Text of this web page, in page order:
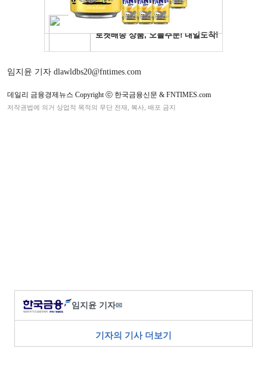
임지윤 기자 dlawldbs20@fntimes.com
데일리 금융경제뉴스 Copyright ⓒ 한국금융신문 & FNTIMES.com
저작권법에 의거 상업적 목적의 무단 전재, 복사, 배포 금지
임지윤 기자✉
기자의 기사 더보기